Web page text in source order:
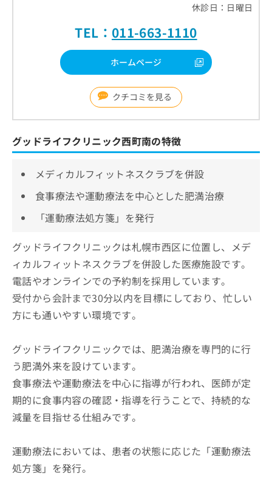
休診日：日曜日
TEL： 011-663-1110
ホームページ
クチコミを見る
グッドライフクリニック西町南の特徴
メディカルフィットネスクラブを併設
食事療法や運動療法を中心とした肥満治療
「運動療法処方箋」を発行
グッドライフクリニックは札幌市西区に位置し、メデ
ィカルフィットネスクラブを併設した医療施設です。
電話やオンラインでの予約制を採用しています。
受付から会計まで30分以内を目標にしており、忙しい
方にも通いやすい環境です。
グッドライフクリニックでは、肥満治療を専門的に行
う肥満外来を設けています。
食事療法や運動療法を中心に指導が行われ、医師が定
期的に食事内容の確認・指導を行うことで、持続的な
減量を目指せる仕組みです。
運動療法においては、患者の状態に応じた「運動療法
処方箋」を発行。